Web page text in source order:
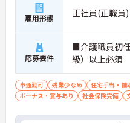
雇用形態 正社員(正職員)
応募要件
■介護職員初
級）以上必須
車通勤可 残業少なめ 住宅手当・補
ボーナス・賞与あり
社会保険完備